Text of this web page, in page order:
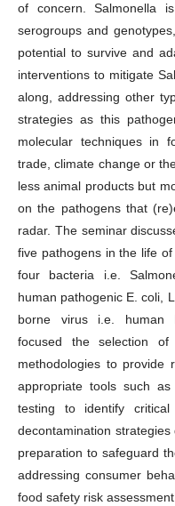
of concern. Salmonella
serogroups and
potential to survive and
interventions to mitigate
along, addressing other
strategies as this
molecular techniques in
trade, climate change or
less animal products but
on the pathogens that
radar. The seminar
five pathogens in the life
four bacteria i.e.
human pathogenic E. coli,
borne virus i.e. human
focused the selection of
methodologies to provide
appropriate tools such
testing to identify critical
decontamination
preparation to safeguard
addressing consumer
food safety risk assessment.